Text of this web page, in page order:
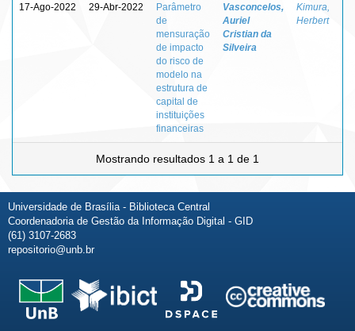
17-Ago-2022 29-Abr-2022
Parâmetro
de
mensuração
de impacto
do risco de
modelo na
estrutura de
capital de
instituições
financeiras
Vasconcelos,
Auriel
Cristian da
Silveira
Kimura,
Herbert
Mostrando resultados 1 a 1 de 1
Universidade de Brasília - Biblioteca Central
Coordenadoria de Gestão da Informação Digital - GID
(61) 3107-2683
repositorio@unb.br